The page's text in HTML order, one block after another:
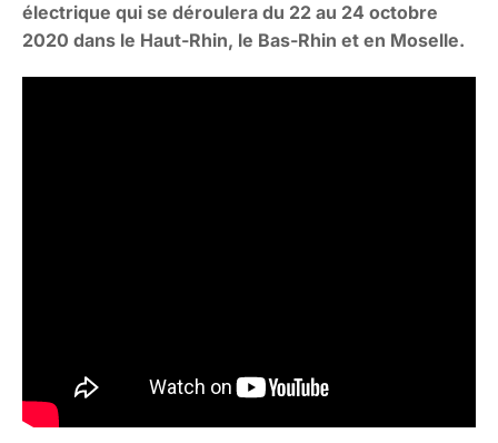
électrique qui se déroulera du 22 au 24 octobre
2020 dans le Haut-Rhin, le Bas-Rhin et en Moselle.